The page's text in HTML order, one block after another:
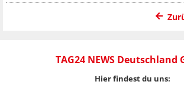
TAG24 NEWS Deutschland
Hier findest du uns: